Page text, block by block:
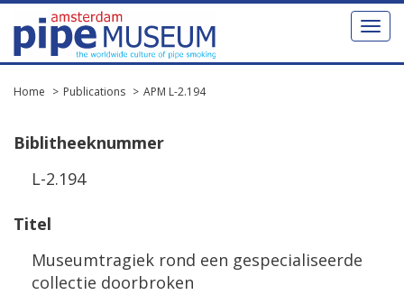
Toggle
Home Publications APM L-2.194
Biblitheeknummer
L-2.194
Titel
Museumtragiek rond een gespecialiseerde
collectie doorbroken